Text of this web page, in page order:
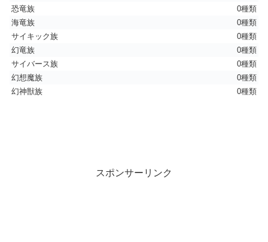
恐竜族
0種類
海竜族
0種類
サイキック族
0種類
幻竜族
0種類
サイバース族
0種類
幻想魔族
0種類
幻神獣族
0種類
スポンサーリンク